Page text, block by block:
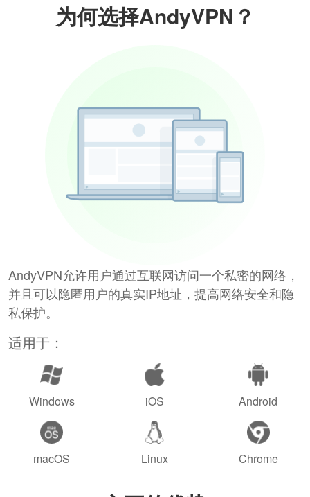
为何选择AndyVPN？
AndyVPN允许用户通过互联网访问一个私密的网络，
并且可以隐匿用户的真实IP地址，提高网络安全和隐
私保护。
适用于：
Windows iOS Android
macOS Linux Chrome